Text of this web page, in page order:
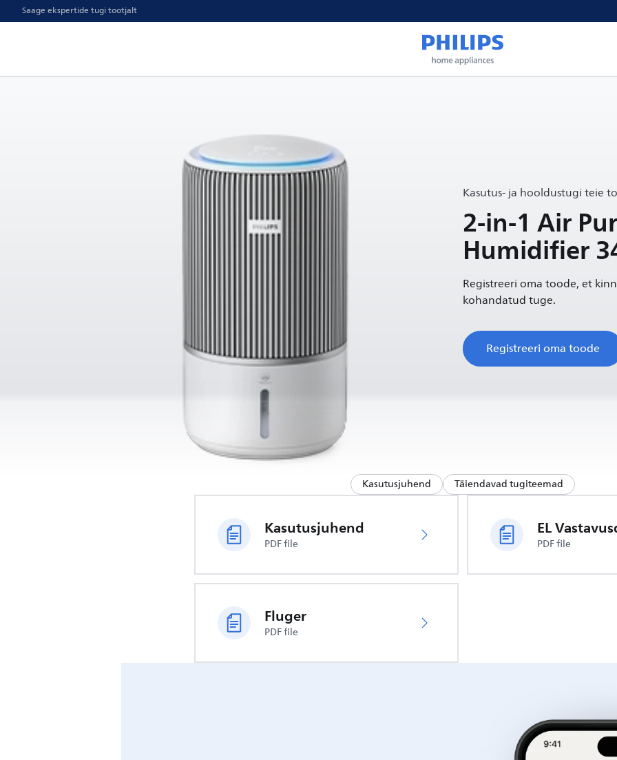
Saage ekspertide tugi tootjalt
Kasutus- ja hooldustugi teie
2-in-1 Air
Humidifier
Registreeri oma toode, et
kohandatud tuge.
Registreeri oma toode
Kasutusjuhend Täiendavad tugiteemad
Kasutusjuhend
PDF file PDF file
Fluger
PDF file